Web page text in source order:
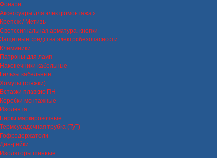
Фонари
Аксессуары для электромонтажа
Крепеж / Метизы
Светосигнальная арматура, кнопки
Защитные средства электробезопасности
Клеммники
Патроны для ламп
Наконечники кабельные
Гильзы кабельные
Хомуты (стяжки)
Вставки плавкие ПН
Коробки монтажные
Изолента
Бирки маркировочные
Термоусадочная трубка (ТуТ)
Гофродержатели
Дин-рейки
Изоляторы шинные